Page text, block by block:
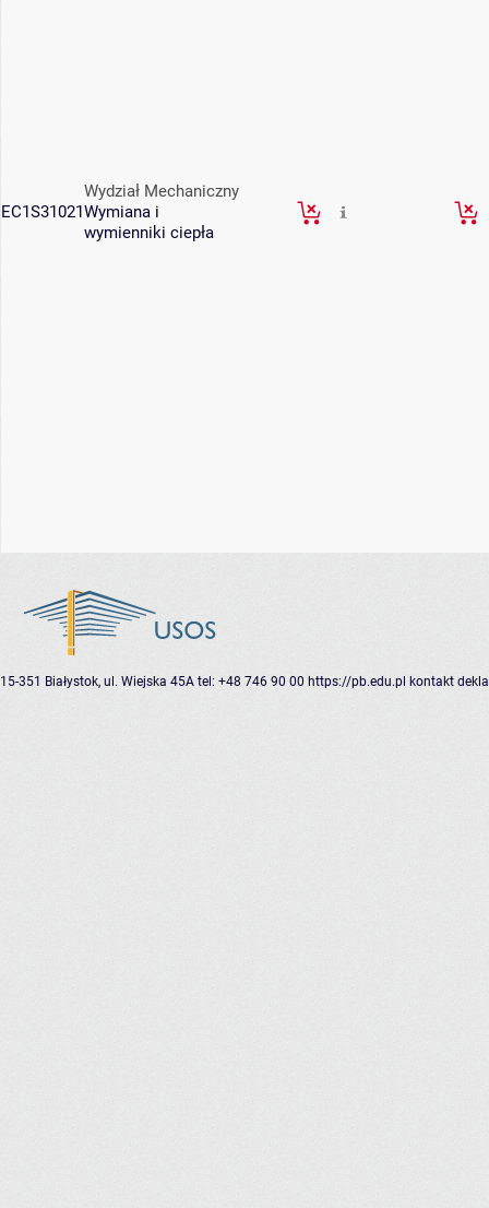
EC1S31021
Wydział Mechaniczny
Wymiana i
wymienniki ciepła
15-351 Białystok, ul. Wiejska 45A tel: +48 746 90 00 https://pb.edu.pl kontakt